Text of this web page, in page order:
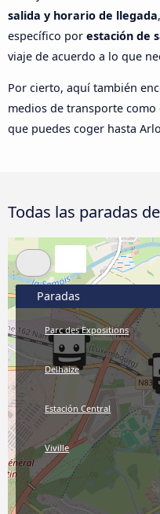
salida y horario de llegada
específico por estación de
viaje de acuerdo a lo que
Por cierto, aquí también
medios de transporte
que puedes coger hasta
Todas las paradas
Paradas
Parc des Expositions
Delhaize
Estación Central
Viville